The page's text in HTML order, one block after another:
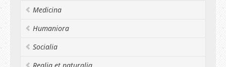
Stewart - Lily Was Here
Earth, Wind & Fire - September
Pink Floyd - Comfortably Numb
Queen - The Show Must Go On
Medicina
Humaniora
Socialia